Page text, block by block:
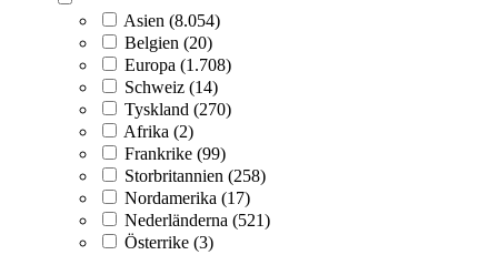
Asien (8.054)
Belgien (20)
Europa (1.708)
Schweiz (14)
Tyskland (270)
Afrika (2)
Frankrike (99)
Storbritannien (258)
Nordamerika (17)
Nederländerna (521)
Österrike (3)